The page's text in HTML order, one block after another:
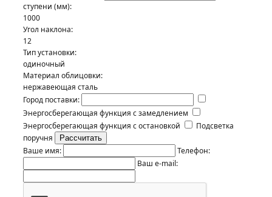
ступени (мм):
1000
Угол наклона:
12
Тип установки:
одиночный
Материал облицовки:
нержавеющая сталь
Город поставки:
Энергосберегающая функция с замедлением
Энергосберегающая функция с остановкой
Подсветка
поручня
Ваше имя:
Телефон:
Ваш e-mail: